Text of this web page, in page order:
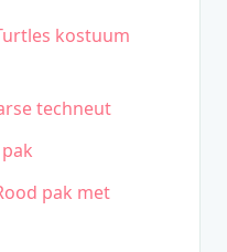
kostuum
techneut
pak met